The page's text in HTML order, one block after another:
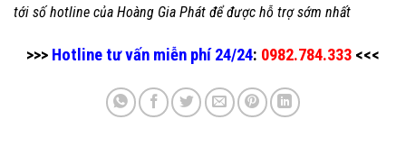
tới số hotline của Hoàng Gia Phát để được hỗ trợ sớm nhất
>>> Hotline tư vấn miễn phí 24/24: 0982.784.333 <<<